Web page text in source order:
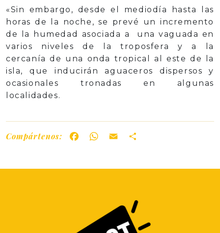
«Sin embargo, desde el mediodía hasta las
horas de la noche, se prevé un incremento
de la humedad asociada a una vaguada en
varios niveles de la troposfera y a la
cercanía de una onda tropical al este de la
isla, que inducirán aguaceros dispersos y
ocasionales tronadas en algunas
localidades.
Compártenos: FacebookWhatsApp
Email